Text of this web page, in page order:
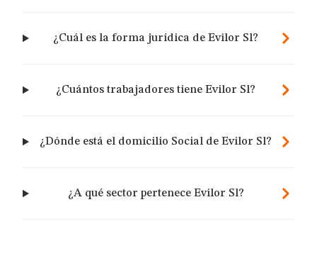
¿Cuál es la forma jurídica de Evilor Sl?
¿Cuántos trabajadores tiene Evilor Sl?
¿Dónde está el domicilio Social de Evilor Sl?
¿A qué sector pertenece Evilor Sl?